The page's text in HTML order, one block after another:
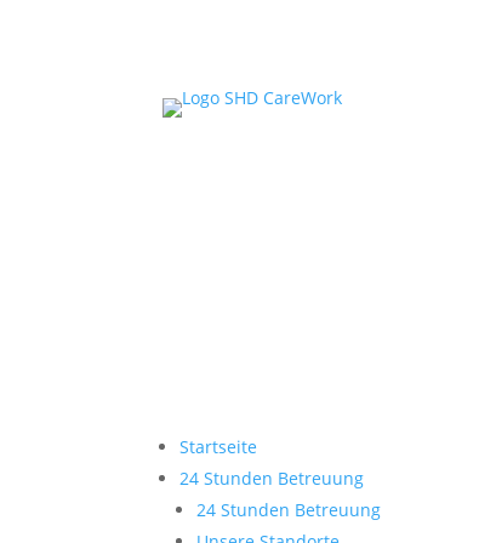
Startseite
24 Stunden Betreuung
24 Stunden Betreuung